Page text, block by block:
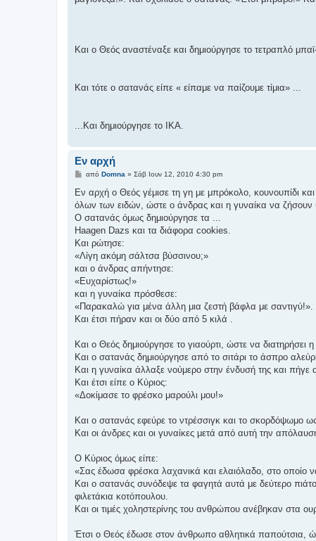
Και ο Θεός αναστέναξε και δημιούργησε το τετραπλό
Και τότε ο σατανάς είπε « είπαμε να παίζουμε τίμια» ...
...Και δημιούργησε το ΙΚΑ.
Εν αρχή
Δ
μ
σ
υ
σ
από Domna » Σάβ Ιουν 12, 2010 4:30 pm
Εν αρχή ο Θεός γέμισε τη γη με μπρόκολο, κουνουπίδι
όλων των ειδών, ώστε ο άνδρας και η γυναίκα να ζήσουν
Ο σατανάς όμως δημιούργησε τα ...
Haagen Dazs και τα διάφορα cookies.
Και ρώτησε:
«Λίγη ακόμη σάλτσα βύσσινου;»
και ο άνδρας απήντησε:
«Ευχαρίστως!»
και η γυναίκα πρόσθεσε:
«Παρακαλώ για μένα άλλη μια ζεστή βάφλα με σαντιγύ!».
Και έτσι πήραν και οι δύο από 5 κιλά .
Και ο Θεός δημιούργησε το γιαούρτι, ώστε να
Και ο σατανάς δημιούργησε από το σιτάρι το άσπρο
Και η γυναίκα άλλαξε νούμερο στην ένδυσή της και πήγε
Και έτσι είπε ο Κύριος:
«Δοκίμασε το φρέσκο μαρούλι μου!»
Και ο σατανάς εφεύρε το ντρέσσιγκ και το σκορδόψωμο
Και οι άνδρες και οι γυναίκες μετά από αυτή την
Ο Κύριος όμως είπε:
«Σας έδωσα φρέσκα λαχανικά και ελαιόλαδο, στο οποίο να
Και ο σατανάς συνόδεψε τα φαγητά αυτά με δεύτερο
φιλετάκια κοτόπουλου.
Και οι τιμές χοληστερίνης του ανθρώπου ανέβηκαν στα
Έτσι ο Θεός έδωσε στον άνθρωπο αθλητικά παπούτσια,